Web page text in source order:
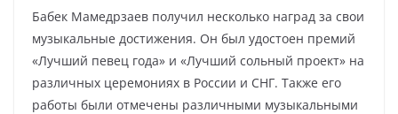
Бабек Мамедрзаев получил несколько наград за свои
музыкальные достижения. Он был удостоен премий
«Лучший певец года» и «Лучший сольный проект» на
различных церемониях в России и СНГ. Также его
работы были отмечены различными музыкальными